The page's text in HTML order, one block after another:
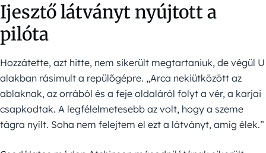
Ijesztő látványt nyújtott a
pilóta
Hozzátette, azt hitte, nem sikerült megtartaniuk, de végül U
alakban rásimult a repülőgépre. „Arca nekiütközött az
ablaknak, az orrából és a feje oldaláról folyt a vér, a karjai
csapkodtak. A legfélelmetesebb az volt, hogy a szeme
tágra nyílt. Soha nem felejtem el ezt a látványt, amíg élek.”